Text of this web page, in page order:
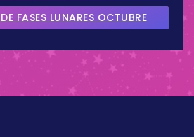
2026
FASES LUNARES OCTUBRE